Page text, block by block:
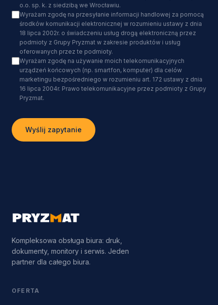
o.o. sp. k. z siedzibą we Wrocławiu.
Wyrażam zgodę na przesyłanie informacji handlowej za pomocą
środków komunikacji elektronicznej w rozumieniu ustawy z dnia
18 lipca 2002r. o świadczeniu usług drogą elektroniczną przez
podmioty z Grupy Pryzmat w zakresie produktów i usług
oferowanych przez te podmioty.
Wyrażam zgodę na używanie moich telekomunikacyjnych
urządzeń końcowych (np. smartfon, komputer) dla celów
marketingu bezpośredniego w rozumieniu art. 172 ustawy z dnia
16 lipca 2004r. Prawo telekomunikacyjne przez podmioty z Grupy
Pryzmat.
Wyślij zapytanie
Kompleksowa obsługa biura: druk,
dokumenty, monitory i serwis. Jeden
partner dla całego biura.
OFERTA